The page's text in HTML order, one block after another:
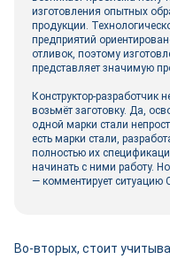
изготовления опытных
продукции.
предприятий
отливок, поэтому
представляет значимую
Конструктор-­разработчик
возьмёт заготовку. Да,
одной марки стали
есть марки стали,
полностью их
начинать с ними работу.
— комментирует ситуацию
Во-вторых, стоит